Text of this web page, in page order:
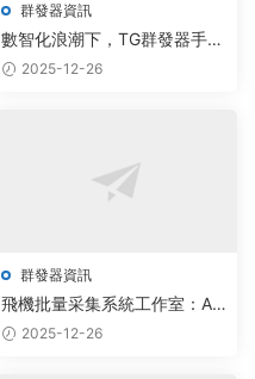
群發器資訊
數智化浪潮下，TG群發器手機
軟件公司以AIGC技術重塑
2025-12-26
群發器資訊
飛機批量采集系統工作室：AI
驅動社群運營，實現用戶增長
2025-12-26